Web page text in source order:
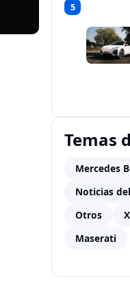
5
Temas
Mercedes
Noticias
Otros
Maserati